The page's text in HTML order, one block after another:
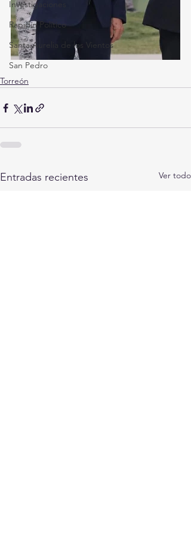
Investigaciones
Rapidín Político
Santa Aurelia de los Vientos
San Pedro
Torreón
Entradas recientes Ver todo